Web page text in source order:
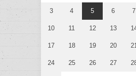
3 4 5 6 7
10 11 12 13
17 18 19 20
24 25 26 27